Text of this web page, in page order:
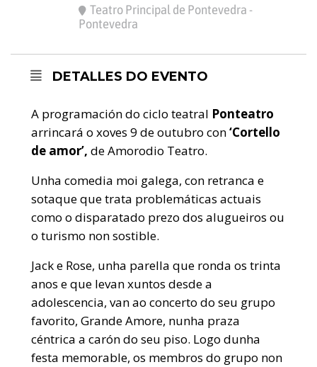
Teatro Principal de Pontevedra -
Pontevedra
DETALLES DO EVENTO
A programación do ciclo teatral Ponteatro
arrincará o xoves 9 de outubro con‘Cortello
de amor’, de Amorodio Teatro.
Unha comedia moi galega, con retranca e
sotaque que trata problemáticas actuais
como o disparatado prezo dos alugueiros ou
o turismo non sostible.
Jack e Rose, unha parella que ronda os trinta
anos e que levan xuntos desde a
adolescencia, van ao concerto do seu grupo
favorito, Grande Amore, nunha praza
céntrica a carón do seu piso. Logo dunha
festa memorable, os membros do grupo non